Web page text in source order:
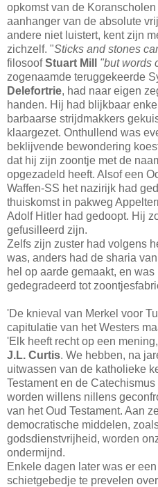
opkomst van de
aanhanger van de absolute
andere niet luistert, kent zijn
zichzelf. "Sticks and stones
filosoofStuart Mill "but words
zogenaamde teruggekeerde
Delefortrie, had naar eigen
handen. Hij had blijkbaar
barbaarse strijdmakkers
klaargezet. Onthullend was
beklijvende bewondering
dat hij zijn zoontje met de
opgezadeld heeft. Alsof een
Waffen-SS het nazirijk had
thuiskomst in pakweg
Adolf Hitler had gedoopt. Hij
gefusilleerd zijn.
Zelfs zijn zuster had volgens
was, anders had de sharia
hel op aarde gemaakt, en
gedegradeerd tot
'De knieval van Merkel voor
capitulatie van het Westers
'Elk heeft recht op een
J.L. Curtis. We hebben, na
uitwassen van de katholieke
Testament en de
worden willens nillens
van het Oud Testament. Aan
democratische middelen,
godsdienstvrijheid, worden
ondermijnd.
Enkele dagen later was er
schietgebedje te prevelen